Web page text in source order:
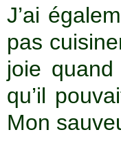
J’ai
pas
joie
qu’il
Mon